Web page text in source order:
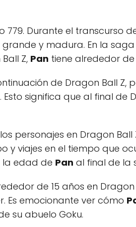
779. Durante el transcurso
y madura. En la saga
Z, Pan tiene alrededor
de Dragon Ball Z,
significa que al final de
personajes en Dragon
viajes en el tiempo que
la edad de Pan al final de la
de 15 años en Dragon
Es emocionante ver cómo
su abuelo Goku.